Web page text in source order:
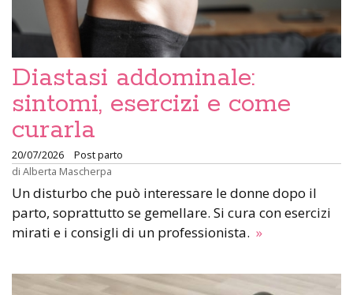
Diastasi addominale:
sintomi, esercizi e come
curarla
20/07/2026
Post parto
di Alberta Mascherpa
Un disturbo che può interessare le donne dopo il
parto, soprattutto se gemellare. Si cura con esercizi
mirati e i consigli di un professionista. »